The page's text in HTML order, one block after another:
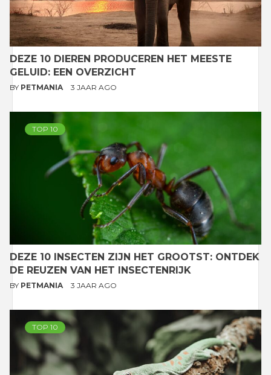
DEZE 10 DIEREN PRODUCEREN HET MEESTE
GELUID: EEN OVERZICHT
BY PETMANIA 3 JAAR AGO
TOP 10
DEZE 10 INSECTEN ZIJN HET GROOTST: ONTDEK
DE REUZEN VAN HET INSECTENRIJK
BY PETMANIA 3 JAAR AGO
TOP 10